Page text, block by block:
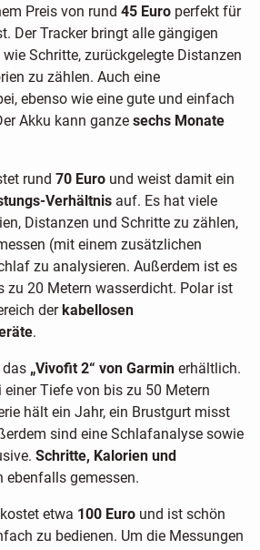
Preis von rund 45 Europerfekt für
Der Tracker bringt alle gängigen
Schritte, zurückgelegte Distanzen
zu zählen. Auch eine
ebenso wie eine gute und einfach
Akku kann ganze sechs Monate
rund 70 Euround weist damit ein
Verhältnisauf. Es hat viele
Distanzen und Schritte zu zählen,
(mit einem zusätzlichen
zu analysieren. Außerdem ist es
zu 20 Metern wasserdicht. Polar ist
der kabellosen
.
„Vivofit 2“ von Garminerhältlich.
einer Tiefe von bis zu 50 Metern
hält ein Jahr, ein Brustgurt misst
sind eine Schlafanalyse sowie
Schritte, Kalorien und
ebenfalls gemessen.
etwa 100 Euround ist schön
zu bedienen. Um die Messungen